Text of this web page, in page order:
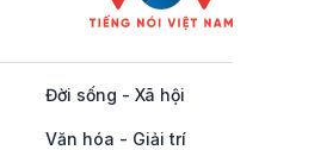
Đời sống - Xã hội
Văn hóa - Giải trí